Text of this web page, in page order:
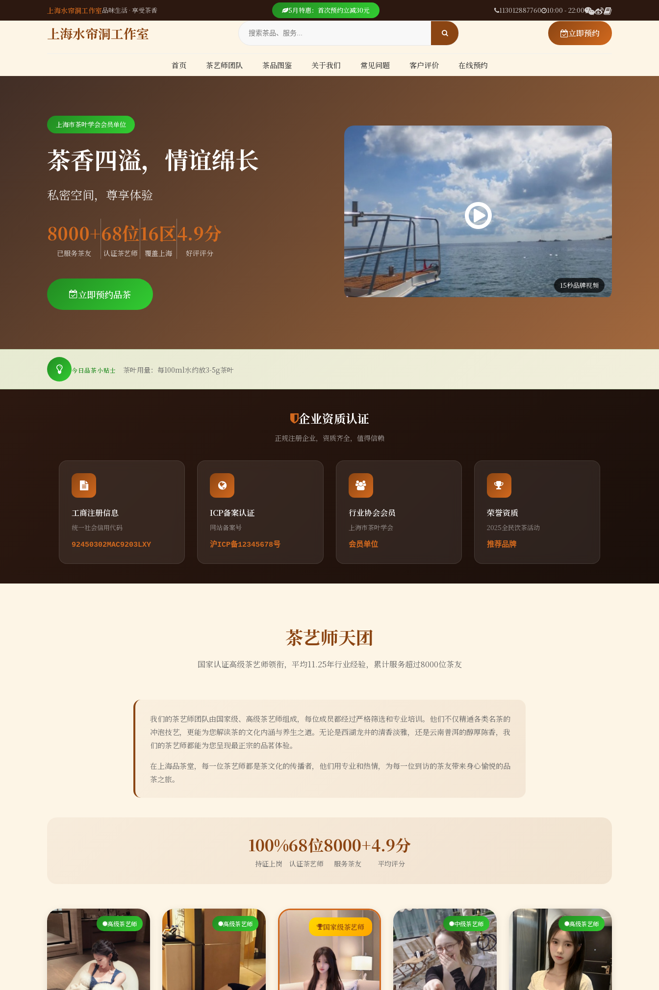
上海水帘洞工作室品味生活 · 享受茶香 5月特惠：首次预约立减30元 113012887760 10:00 - 22:00
上海水帘洞工作室 立即预约
首页 茶艺师团队 茶品图鉴 关于我们 常见问题 客户评价 在线预约
上海市茶叶学会会员单位
茶香四溢，情谊绵长
私密空间，尊享体验
8000+
已服务茶友
68位
认证茶艺师
16区
覆盖上海
4.9分
好评评分
立即预约品茶
15秒品牌视频
今日品茶小贴士 茶叶用量：每100ml水约放3-5g茶叶
企业资质认证
正规注册企业，资质齐全，值得信赖
工商注册信息
统一社会信用代码
92450302MAC9203LXY
ICP备案认证
网站备案号
沪ICP备12345678号
行业协会会员
上海市茶叶学会
会员单位
荣誉资质
2025全民饮茶活动
推荐品牌
茶艺师天团
国家认证高级茶艺师领衔，平均11.25年行业经验，累计服务超过8000位茶友
我们的茶艺师团队由国家级、高级茶艺师组成，每位成员都经过严格筛选和专业培训。他们不仅精通各类名茶的
冲泡技艺，更能为您解读茶的文化内涵与养生之道。无论是西湖龙井的清香淡雅，还是云南普洱的醇厚陈香，我
们的茶艺师都能为您呈现最正宗的品茗体验。
在上海品茶堂，每一位茶艺师都是茶文化的传播者，他们用专业和热情，为每一位到访的茶友带来身心愉悦的品
茶之旅。
100%
持证上岗
68位
认证茶艺师
8000+
服务茶友
4.9分
平均评分
高级茶艺师 高级茶艺师 国家级茶艺师 中级茶艺师 高级茶艺师